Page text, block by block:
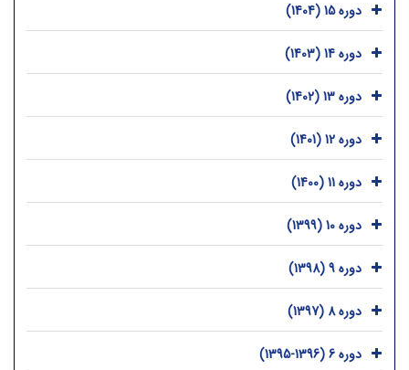
دوره 15 (1404)
دوره 14 (1403)
دوره 13 (1402)
دوره 12 (1401)
دوره 11 (1400)
دوره 10 (1399)
دوره 9 (1398)
دوره 8 (1397)
دوره 6 (1396-1395)